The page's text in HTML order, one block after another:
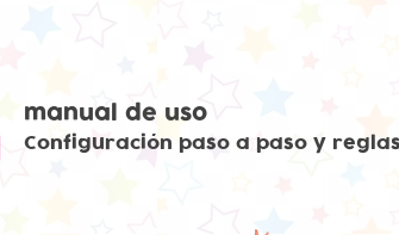
manual de uso
Configuración paso a paso y